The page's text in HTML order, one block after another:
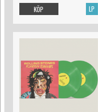
LP
KÖP